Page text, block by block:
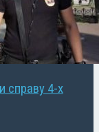
справу 4-х